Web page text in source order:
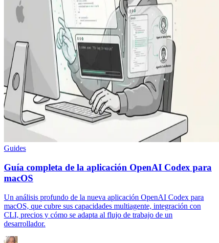
Guides
Guía completa de la aplicación OpenAI Codex para
macOS
Un análisis profundo de la nueva aplicación OpenAI Codex para
macOS, que cubre sus capacidades multiagente, integración con
CLI, precios y cómo se adapta al flujo de trabajo de un
desarrollador.